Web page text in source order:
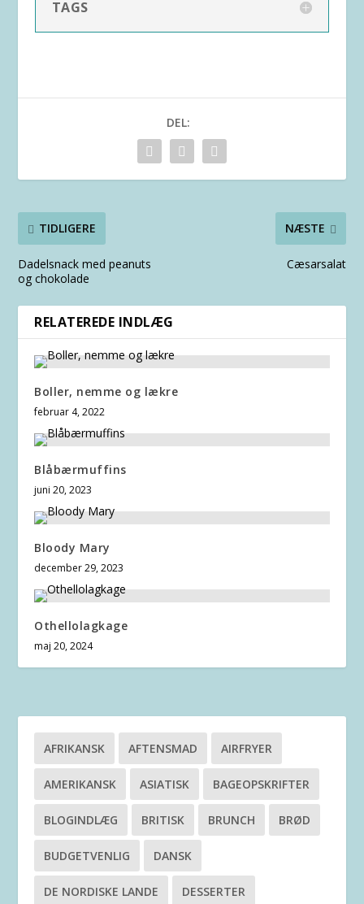
TAGS
DEL:
TIDLIGERE
Dadelsnack med peanuts
og chokolade
NÆSTE
Cæsarsalat
RELATEREDE INDLÆG
Boller, nemme og lækre
februar 4, 2022
Blåbærmuffins
juni 20, 2023
Bloody Mary
december 29, 2023
Othellolagkage
maj 20, 2024
AFRIKANSK AFTENSMAD AIRFRYER
AMERIKANSK ASIATISK BAGEOPSKRIFTER
BLOGINDLÆG BRITISK BRUNCH BRØD
BUDGETVENLIG DANSK
DE NORDISKE LANDE DESSERTER